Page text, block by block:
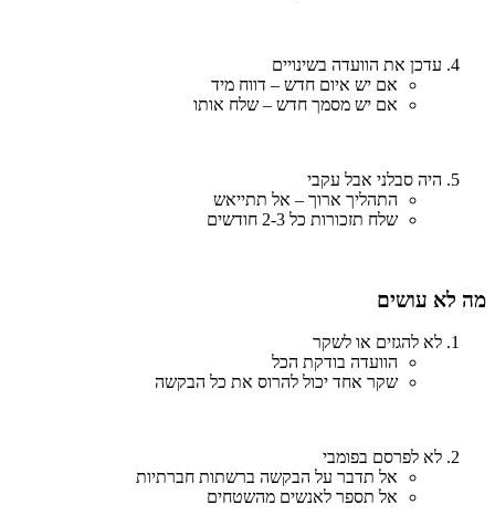
עדכן את הוועדה בשינויים
אם יש איום חדש – דווח מיד
אם יש מסמך חדש – שלח אותו
היה סבלני אבל עקבי
התהליך ארוך – אל תתייאש
שלח תזכורות כל 2-3 חודשים
מה לא עושים
לא להגזים או לשקר
הוועדה בודקת הכל
שקר אחד יכול להרוס את כל הבקשה
לא לפרסם בפומבי
אל תדבר על הבקשה ברשתות חברתיות
אל תספר לאנשים מהשטחים